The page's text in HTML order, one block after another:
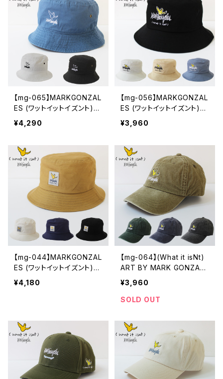
ル メンズライク ユニセック
【mg-065】MARKGONZAL
ES (ワットイットイズント)
アートバイ マークゴンザレ
ス 刺繍 バケット ハット / H
go Bucket Hat かっこいい
おしゃれ 人気 安い ブランド
通勤 通学 買い物 カジュア
¥4,290
【mg-056】MARKGONZAL
ES (ワットイットイズント)
アートバイ マークゴンザレ
ス 刺繍 バケット ハット / H
go Bucket Hat かっこいい
おしゃれ 人気 安い ブランド
通勤 通学 買い物 カジュア
ル メンズライク ユニセック
¥3,960
【mg-044】MARKGONZAL
ES (ワットイットイズント)
アートバイ マークゴンザレ
ス 刺繍 バケット ハット / H
ナチュラル かっこいい おし
ゃれ 人気 安い ブランド 通
勤 通学 買い物 カジュアル
メンズライク ユニセックス
¥4,180
【mg-064】(What it isNt)
ART BY MARK GONZALE
S マークゴンザレス 刺繍 ベ
ースボールキャップ ブラウ
ン グリーン ネイビー ブラッ
¥3,960
SOLD OUT